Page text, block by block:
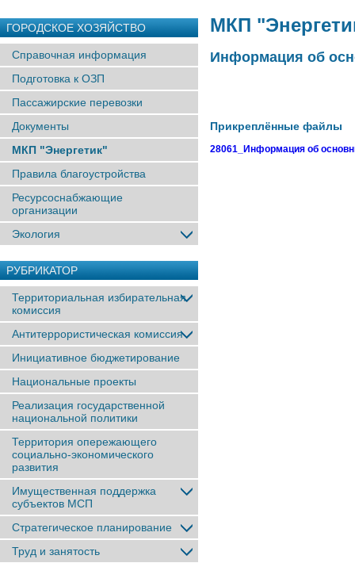
ГОРОДСКОЕ ХОЗЯЙСТВО
Справочная информация
Подготовка к ОЗП
Пассажирские перевозки
Документы
МКП "Энергетик"
Правила благоустройства
Ресурсоснабжающие
организации
Экология
РУБРИКАТОР
Территориальная избирательная
комиссия
Антитеррористическая комиссия
Инициативное бюджетирование
Национальные проекты
Реализация государственной
национальной политики
Территория опережающего
социально-экономического
развития
Имущественная поддержка
субъектов МСП
Стратегическое планирование
Труд и занятость
МКП
Информация об
Прикреплённые файлы
28061_Информация об